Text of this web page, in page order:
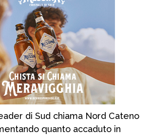
di Sud chiama Nord Cateno
quanto accaduto in